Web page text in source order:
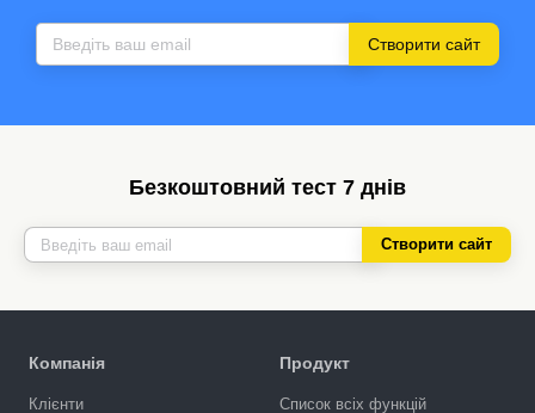
Створити сайт
Безкоштовний тест 7 днів
Створити сайт
Компанія
Клієнти
Продукт
Список всіх функцій